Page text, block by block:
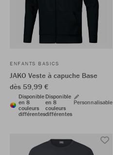
ENFANTS BASICS
JAKO Veste à capuche Base
dès 59,99 €
Disponible
en 8
couleurs
différentes
Disponible
en 8
couleurs
différentes
Personnalisable